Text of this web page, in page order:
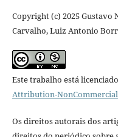
Copyright (c) 2025 Gustavo
Carvalho, Luiz Antonio
Este trabalho está
Attribution-
Os direitos autorais dos